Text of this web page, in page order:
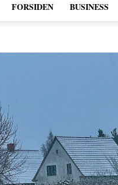
FORSIDEN BUSINESS